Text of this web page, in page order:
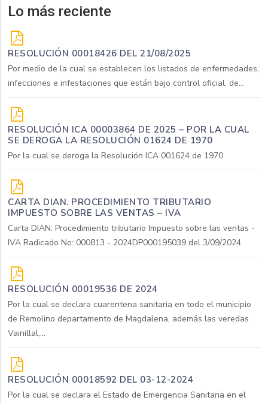
Lo más reciente
RESOLUCIÓN 00018426 DEL 21/08/2025
Por medio de la cual se establecen los listados de enfermedades,
infecciones e infestaciones que están bajo control oficial, de...
RESOLUCIÓN ICA 00003864 DE 2025 – POR LA CUAL
SE DEROGA LA RESOLUCIÓN 01624 DE 1970
Por la cual se deroga la Resolución ICA 001624 de 1970
CARTA DIAN. PROCEDIMIENTO TRIBUTARIO
IMPUESTO SOBRE LAS VENTAS – IVA
Carta DIAN. Procedimiento tributario Impuesto sobre las ventas -
IVA Radicado No: 000813 - 2024DP000195039 del 3/09/2024
RESOLUCIÓN 00019536 DE 2024
Por la cual se declara cuarentena sanitaria en todo el municipio
de Remolino departamento de Magdalena, además las veredas
Vainillal,...
RESOLUCIÓN 00018592 DEL 03-12-2024
Por la cual se declara el Estado de Emergencia Sanitaria en el